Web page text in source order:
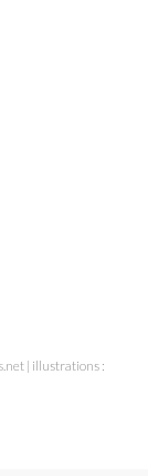
| illustrations :